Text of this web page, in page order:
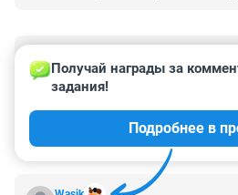
зимой..обидно.
19 мая 2017, 16:34
К сентябрю откроют детям
вроде не жаркая осень! В
открытие на май планировать!
Получай награды за
задания!
Подробнее в